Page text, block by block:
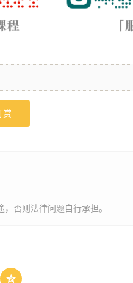
赏
否则法律问题自行承担。
